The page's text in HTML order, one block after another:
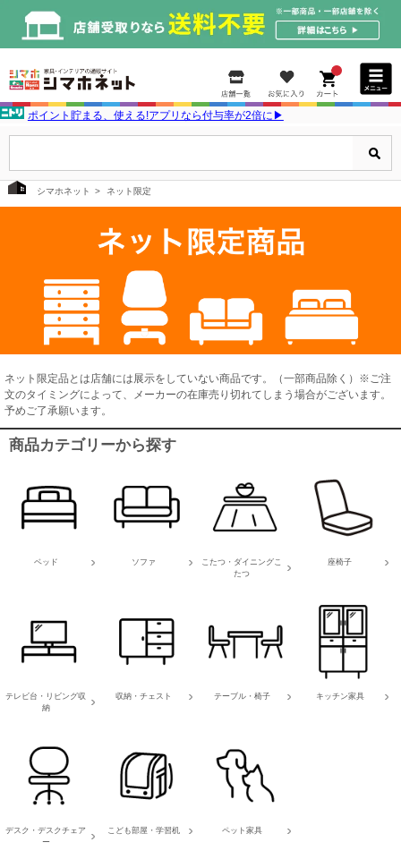
ポイント貯まる、使える!アプリなら付与率が2倍に▶
シマホネット ネット限定
ネット限定品とは店舗には展示をしていない商品です。（一部商品除く）※ご注
文のタイミングによって、メーカーの在庫売り切れてしまう場合がございます。
予めご了承願います。
商品カテゴリーから探す
ベッド ソファ
こたつ・ダイニングこ
たつ
座椅子
テレビ台・リビング収
納
収納・チェスト テーブル・椅子 キッチン家具
デスク・デスクチェア
ー
こども部屋・学習机 ペット家具